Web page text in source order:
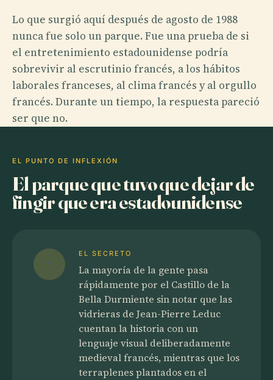
Lo que surgió aquí después de agosto de 1988
nunca fue solo un parque. Fue una prueba de si
el entretenimiento estadounidense podría
sobrevivir al escrutinio francés, a los hábitos
laborales franceses, al clima francés y al orgullo
francés. Durante un tiempo, la respuesta pareció
ser que no.
EL PUNTO DE INFLEXIÓN
El parque que tuvo que dejar de
fingir que era estadounidense
EL SECRETO
La mayoría de la gente pasa
rápidamente por el Castillo de la
Bella Durmiente sin notar que las
vidrieras de Jean-Pierre Leduc
cuentan la historia con un
lenguaje visual deliberadamente
medieval francés, mientras que los
terraplenes plantados en el